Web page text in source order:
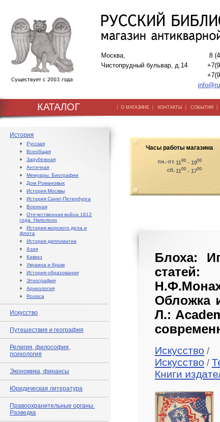
Москва,
Чистопрудный бульвар, д.14
8
КАТАЛОГ | О МАГАЗИНЕ | КОНТАКТЫ | СОБЫТИЯ
История
♦ Русская
♦ Всеобщая
♦ Зарубежная
♦ Античная
♦ Мемуары. Биографии
♦ Дом Романовых
♦ История Москвы
♦ История Санкт-Петербурга
♦ Военная
♦ Отечественная война 1812
года. Наполеон
♦ История морского дела и
флота
♦ История дипломатии
♦ Азия
♦ Кавказ
♦ Украина и Крым
♦ История образования
♦ Этнография
♦ Археология
♦ Rossica
Искусство
Путешествия и география
Религия, философия,
психология
Экономика, финансы
Юридическая литература
Правоохранительные органы.
Разведка
Часы работы магазина
пн.-пт.1100 - 1900
сб.1100 - 1700
Блоха:
Обложка
Л.:
Искусство /
Искусство /
Книги